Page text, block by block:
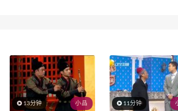
13分钟 小品 11分钟